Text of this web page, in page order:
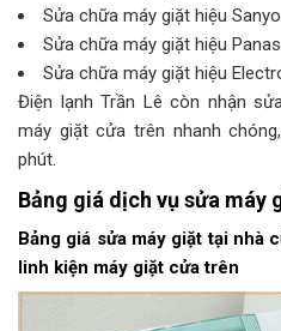
Sửa chữa máy giặt hiệu
Sửa chữa máy giặt hiệu
Sửa chữa máy giặt hiệu
Điện lạnh Trần Lê còn nhận
máy giặt cửa trên nhanh
phút.
Bảng giá dịch vụ sửa máy
Bảng giá sửa máy giặt tại nhà
linh kiện máy giặt cửa trên